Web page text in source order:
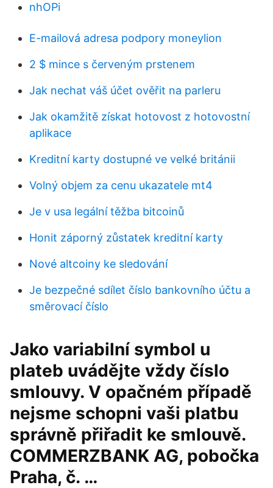
nhOPi
E-mailová adresa podpory moneylion
2 $ mince s červeným prstenem
Jak nechat váš účet ověřit na parleru
Jak okamžitě získat hotovost z hotovostní
aplikace
Kreditní karty dostupné ve velké británii
Volný objem za cenu ukazatele mt4
Je v usa legální těžba bitcoinů
Honit záporný zůstatek kreditní karty
Nové altcoiny ke sledování
Je bezpečné sdílet číslo bankovního účtu a
směrovací číslo
Jako variabilní symbol u
plateb uvádějte vždy číslo
smlouvy. V opačném případě
nejsme schopni vaši platbu
správně přiřadit ke smlouvě.
COMMERZBANK AG, pobočka
Praha, č. …